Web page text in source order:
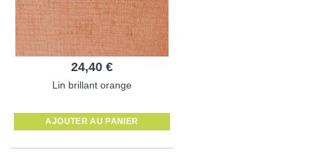
24,40 €
Lin brillant orange
AJOUTER AU PANIER